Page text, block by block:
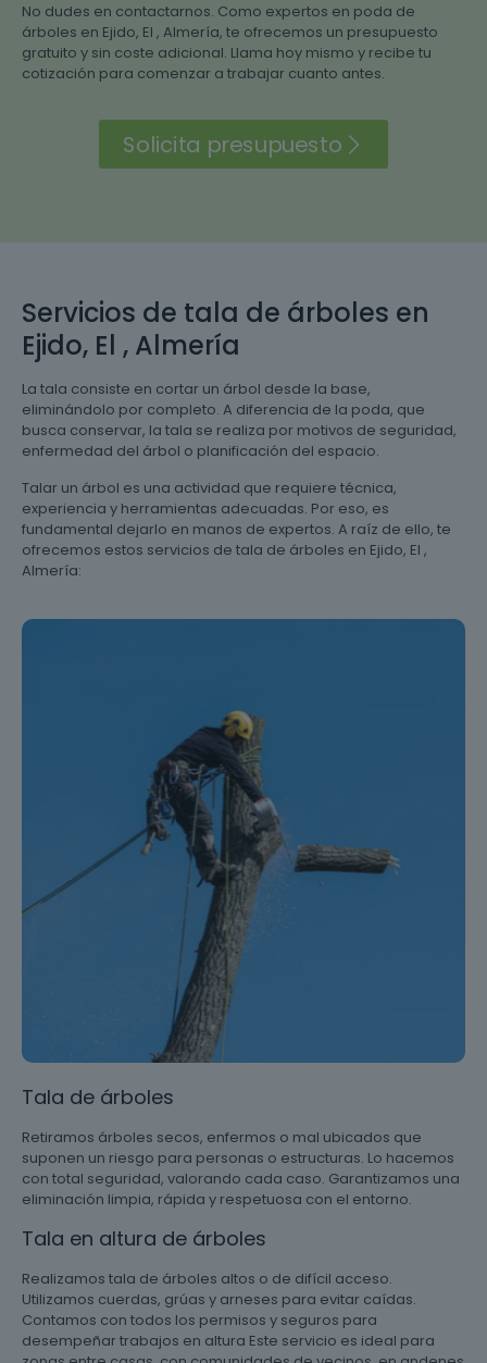
No dudes en contactarnos. Como expertos en poda de
árboles en Ejido, El , Almería, te ofrecemos un presupuesto
gratuito y sin coste adicional. Llama hoy mismo y recibe tu
cotización para comenzar a trabajar cuanto antes.
Solicita presupuesto
Servicios de tala de árboles en
Ejido, El , Almería
La tala consiste en cortar un árbol desde la base,
eliminándolo por completo. A diferencia de la poda, que
busca conservar, la tala se realiza por motivos de seguridad,
enfermedad del árbol o planificación del espacio.
Talar un árbol es una actividad que requiere técnica,
experiencia y herramientas adecuadas. Por eso, es
fundamental dejarlo en manos de expertos. A raíz de ello, te
ofrecemos estos servicios de tala de árboles en Ejido, El ,
Almería:
Tala de árboles
Retiramos árboles secos, enfermos o mal ubicados que
suponen un riesgo para personas o estructuras. Lo hacemos
con total seguridad, valorando cada caso. Garantizamos una
eliminación limpia, rápida y respetuosa con el entorno.
Tala en altura de árboles
Realizamos tala de árboles altos o de difícil acceso.
Utilizamos cuerdas, grúas y arneses para evitar caídas.
Contamos con todos los permisos y seguros para
desempeñar trabajos en altura Este servicio es ideal para